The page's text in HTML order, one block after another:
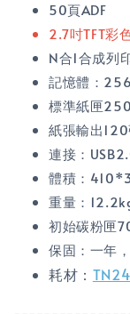
50頁ADF
2.7吋TFT彩
N合1合成列
記憶體：
標準紙匣
紙張輸出120
連接：
體積：
重量：
初始碳粉匣
保固：一年
耗材：